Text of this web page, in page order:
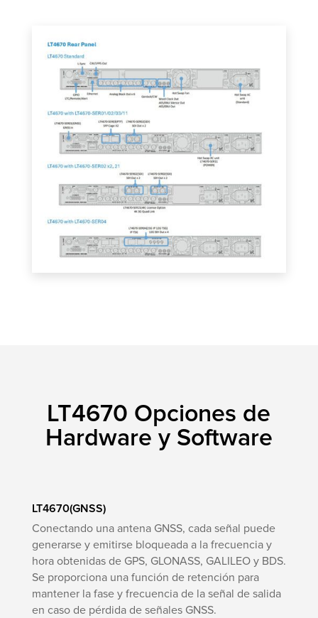
LT4670 Opciones de
Hardware y Software
LT4670(GNSS)
Conectando una antena GNSS, cada señal puede
generarse y emitirse bloqueada a la frecuencia y
hora obtenidas de GPS, GLONASS, GALILEO y BDS.
Se proporciona una función de retención para
mantener la fase y frecuencia de la señal de salida
en caso de pérdida de señales GNSS.